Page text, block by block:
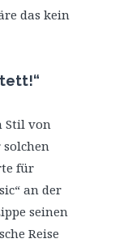
das kein
Stil von
für
an der
seinen
Reise